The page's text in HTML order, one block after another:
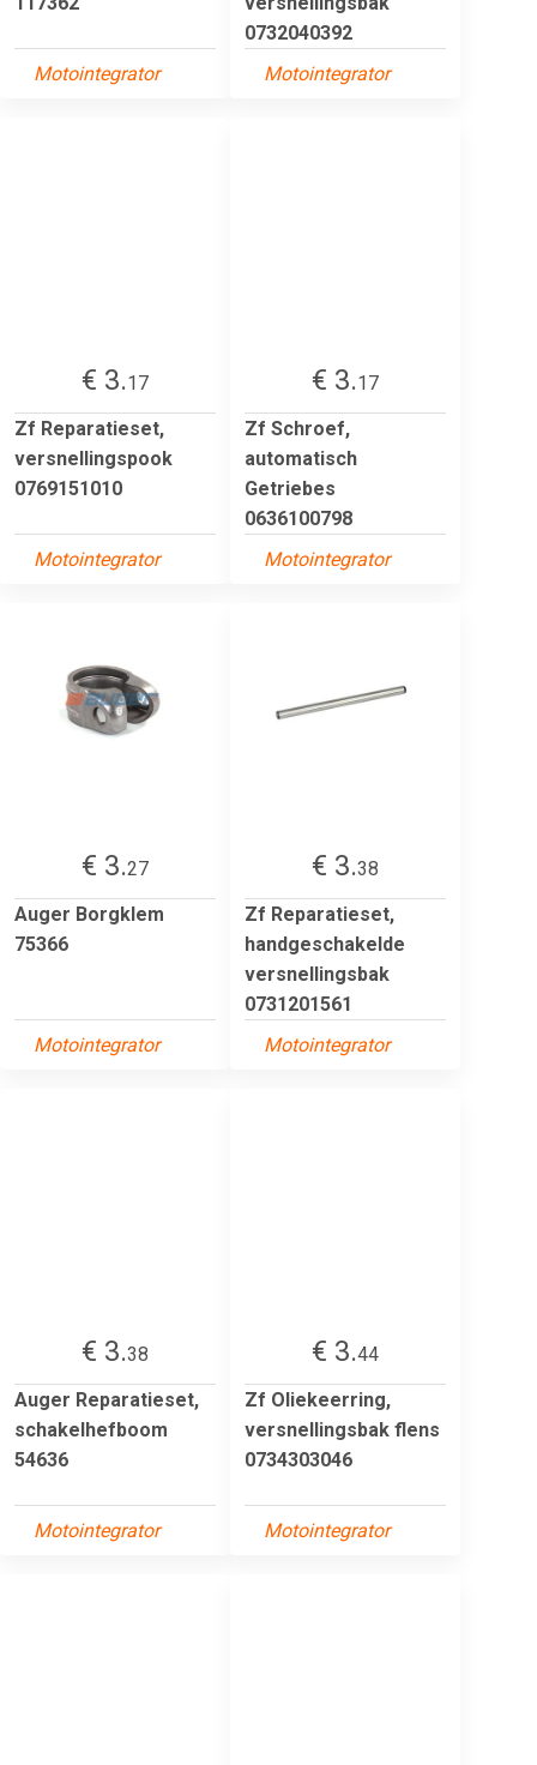
Motointegrator
0732040392
Motointegrator
€ 3.17
Zf Reparatieset,
versnellingspook
0769151010
Motointegrator
€ 3.17
Zf Schroef,
automatisch
Getriebes
0636100798
Motointegrator
€ 3.27
Auger Borgklem
75366
Motointegrator
€ 3.38
Zf Reparatieset,
handgeschakelde
versnellingsbak
0731201561
Motointegrator
€ 3.38
Auger Reparatieset,
schakelhefboom
54636
Motointegrator
€ 3.44
Zf Oliekeerring,
versnellingsbak flens
0734303046
Motointegrator